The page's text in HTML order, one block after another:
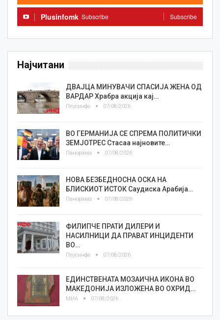
Plusinfomk Subscribe Subscribe
Најчитани
ДВАЈЦА МИНУВАЧИ СПАСИЈА ЖЕНА ОД
ВАРДАР Храбра акција кај…
Плусинфо 07/08/2026
ВО ГЕРМАНИЈА СЕ СПРЕМА ПОЛИТИЧКИ
ЗЕМЈОТРЕС Стасаа најновите…
Панорама 07/08/2026
НОВА БЕЗБЕДНОСНА ОСКА НА
БЛИСКИОТ ИСТОК Саудиска Арабија…
Панорама 07/08/2026
ФИЛИПЧЕ ПРАТИ ДИЛЕРИ И
НАСИЛНИЦИ ДА ПРАВАТ ИНЦИДЕНТИ
ВО…
Плусинфо 07/08/2026
ЕДИНСТВЕНАТА МОЗАИЧНА ИКОНА ВО
МАКЕДОНИЈА ИЗЛОЖЕНА ВО ОХРИД…
МИА 07/08/2026